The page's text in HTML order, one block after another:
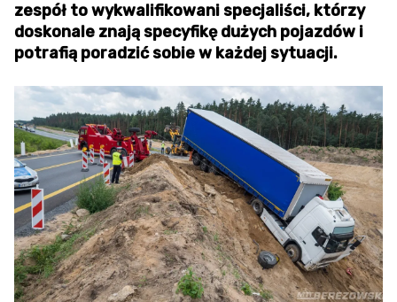
zespół to wykwalifikowani specjaliści, którzy
doskonale znają specyfikę dużych pojazdów i
potrafią poradzić sobie w każdej sytuacji.